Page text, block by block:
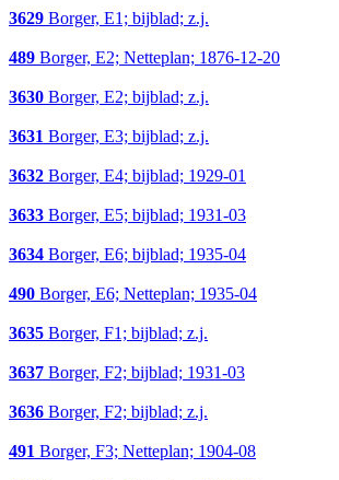
3629 Borger, E1; bijblad; z.j.
489 Borger, E2; Netteplan; 1876-12-20
3630 Borger, E2; bijblad; z.j.
3631 Borger, E3; bijblad; z.j.
3632 Borger, E4; bijblad; 1929-01
3633 Borger, E5; bijblad; 1931-03
3634 Borger, E6; bijblad; 1935-04
490 Borger, E6; Netteplan; 1935-04
3635 Borger, F1; bijblad; z.j.
3637 Borger, F2; bijblad; 1931-03
3636 Borger, F2; bijblad; z.j.
491 Borger, F3; Netteplan; 1904-08